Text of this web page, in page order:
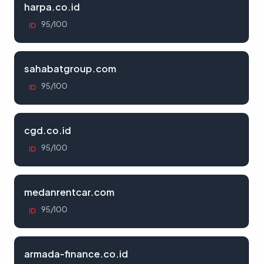
harpa.co.id
ID 95/100
sahabatgroup.com
ID 95/100
cgd.co.id
ID 95/100
medanrentcar.com
ID 95/100
armada-finance.co.id